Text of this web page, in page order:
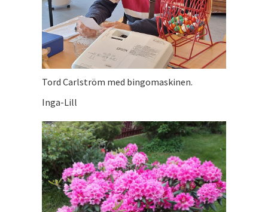
Tord Carlström med bingomaskinen.
Inga-Lill